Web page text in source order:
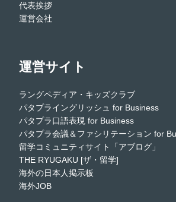
代表挨拶
運営会社
運営サイト
ラングペディア・キッズクラブ
パタプライングリッシュ for Business
パタプラ口語表現 for Business
パタプラ会議＆ファシリテーション for
留学コミュニティサイト「アブログ」
THE RYUGAKU [ザ・留学]
海外の日本人掲示板
海外JOB